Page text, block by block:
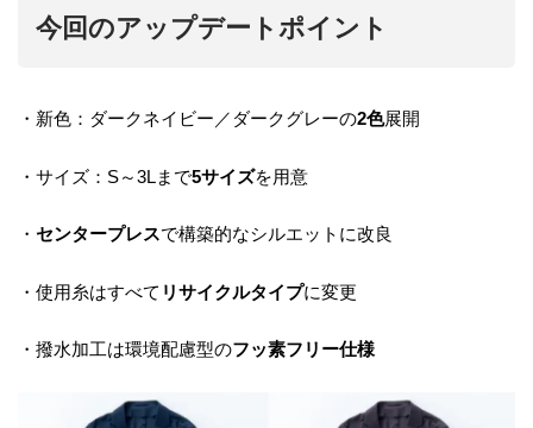
今回のアップデートポイント
・新色：ダークネイビー／ダークグレーの2色展開
・サイズ：S～3Lまで5サイズを用意
・ センタープレスで構築的なシルエットに改良
・使用糸はすべて リサイクルタイプに変更
・撥水加工は環境配慮型のフッ素フリー仕様